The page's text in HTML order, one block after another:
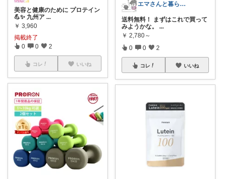
美容と健康のために プロテイン
💪✨ 九州ア ...
￥ 3,960
掲載終了
0 0 2
コレ いいね
エマさんと暮らせば☀️25日購入感謝🌸
送料無料！ まずはこれで買って
みようかな。
...
￥ 2,780～
0 0 2
コレ いいね